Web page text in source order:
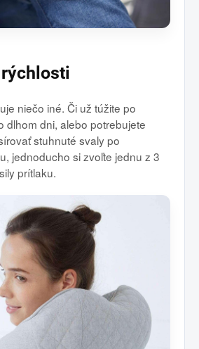
niečo iné. Či už túžite po
dlhom dni, alebo potrebujete
stuhnuté svaly po
jednoducho si zvoľte jednu z 3
prítlaku.